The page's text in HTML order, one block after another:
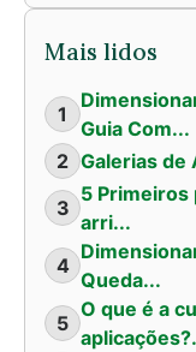
Mais lidos
1
Guia Com...
2 Galerias de
3
5 Primeiros
arri...
4
Queda...
5
O que é a